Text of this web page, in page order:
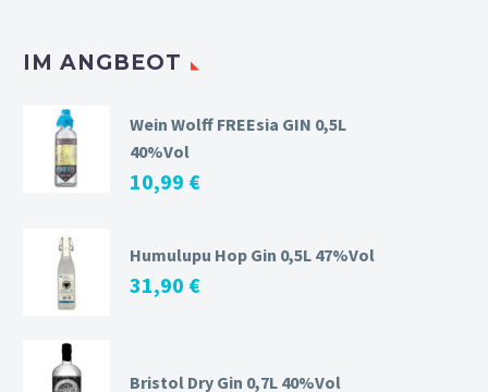
IM ANGBEOT
Wein Wolff FREEsia GIN 0,5L
40%Vol
10,99 €
Humulupu Hop Gin 0,5L 47%Vol
31,90 €
Bristol Dry Gin 0,7L 40%Vol